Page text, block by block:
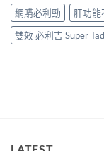
比
較〉
中
網購必利勁
肝功能
雙效 必利吉 Super
LATEST